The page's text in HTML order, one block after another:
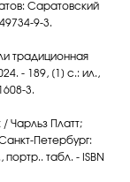
Саратовский
9-3.
традиционная
- 189, [1] с.: ил.,
3.
Чарльз Платт;
Петербург:
табл. - ISBN